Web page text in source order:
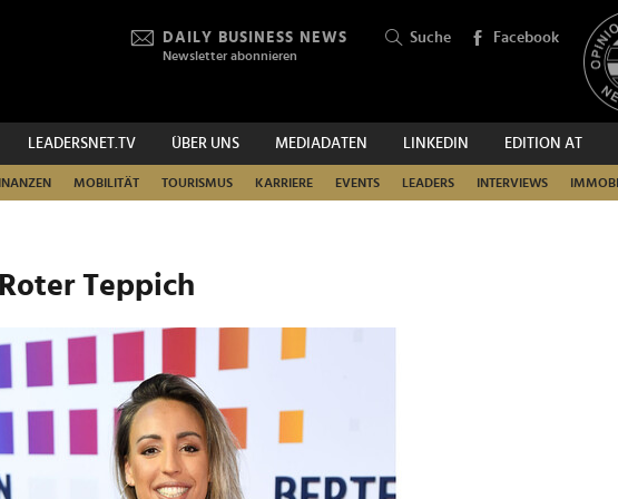
DAILY BUSINESS NEWS
Newsletter abonnieren
Suche Facebook
LEADERSNET.TV ÜBER UNS MEDIADATEN LINKEDIN EDITION AT
MOBILITÄT TOURISMUS KARRIERE EVENTS LEADERS INTERVIEWS
SUCHEN
Teppich